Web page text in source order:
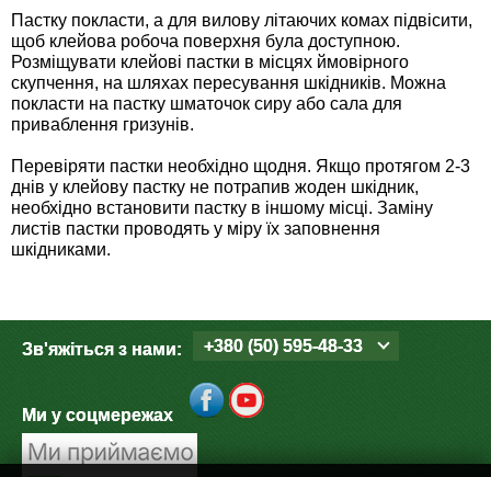
Пастку покласти, а для вилову літаючих комах підвісити,
щоб клейова робоча поверхня була доступною.
Розміщувати клейові пастки в місцях ймовірного
скупчення, на шляхах пересування шкідників. Можна
покласти на пастку шматочок сиру або сала для
приваблення гризунів.
Перевіряти пастки необхідно щодня. Якщо протягом 2-3
днів у клейову пастку не потрапив жоден шкідник,
необхідно встановити пастку в іншому місці. Заміну
листів пастки проводять у міру їх заповнення
шкідниками.
Зв'яжіться з нами: +380 (50) 595-48-33
Ми у соцмережах
Семена щавеля
Элитные семена в банках
Купить семена - хиты продаж
Архив